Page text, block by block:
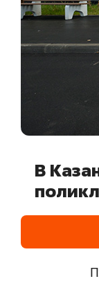
В